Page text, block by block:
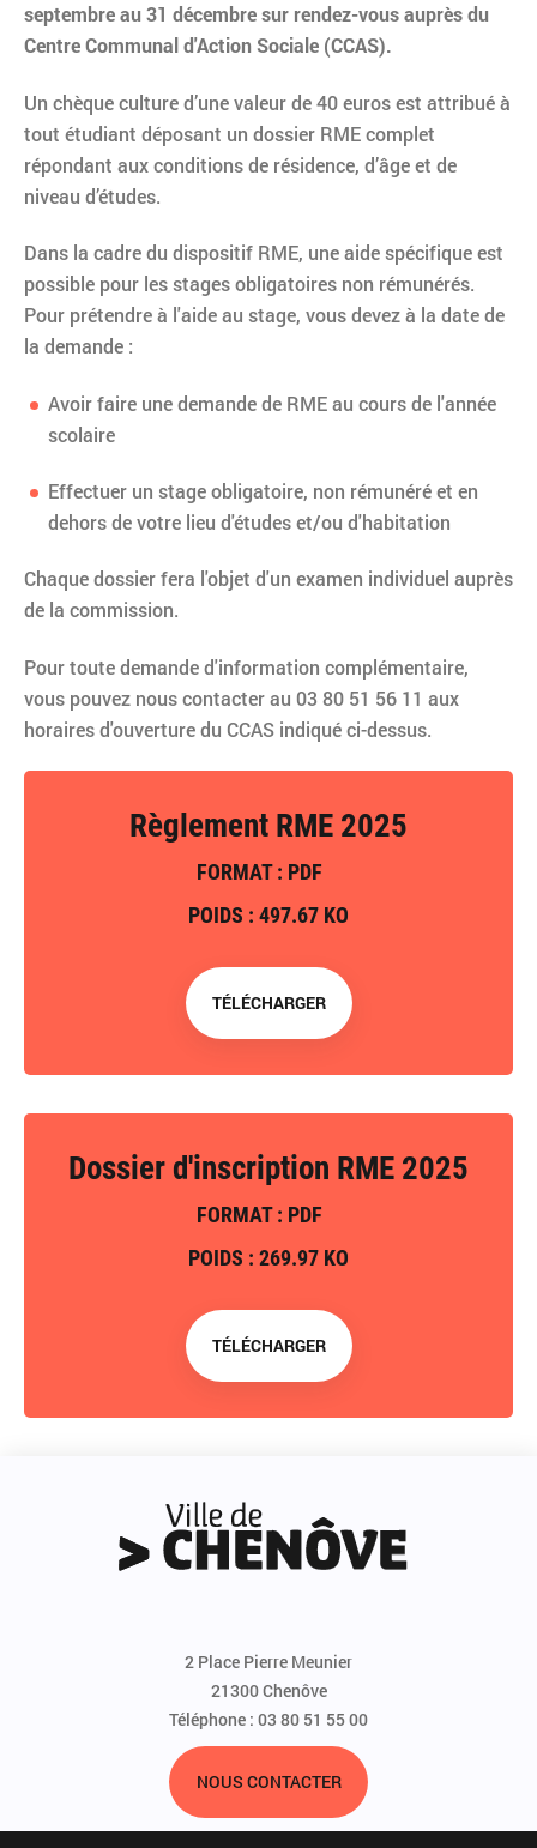
septembre au 31 décembre sur rendez-vous auprès du
Centre Communal d'Action Sociale (CCAS).
Un chèque culture d’une valeur de 40 euros est attribué à
tout étudiant déposant un dossier RME complet
répondant aux conditions de résidence, d’âge et de
niveau d’études.
Dans la cadre du dispositif RME, une aide spécifique est
possible pour les stages obligatoires non rémunérés.
Pour prétendre à l'aide au stage, vous devez à la date de
la demande :
Avoir faire une demande de RME au cours de l'année
scolaire
Effectuer un stage obligatoire, non rémunéré et en
dehors de votre lieu d'études et/ou d'habitation
Chaque dossier fera l'objet d'un examen individuel auprès
de la commission.
Pour toute demande d'information complémentaire,
vous pouvez nous contacter au 03 80 51 56 11 aux
horaires d'ouverture du CCAS indiqué ci-dessus.
Règlement RME 2025
FORMAT : PDF
POIDS : 497.67 KO
TÉLÉCHARGER
Dossier d'inscription RME 2025
FORMAT : PDF
POIDS : 269.97 KO
TÉLÉCHARGER
2 Place Pierre Meunier
21300 Chenôve
Téléphone : 03 80 51 55 00
NOUS CONTACTER